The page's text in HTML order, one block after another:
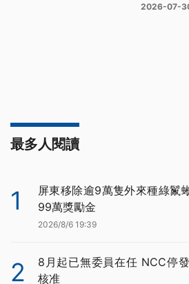
2026-07-
最多人閱讀
1
屏東移除逾9萬隻外來種綠鬣
99萬獎勵金
2026/8/6 19:39
2
8月起已無委員在任 NCC停
核准